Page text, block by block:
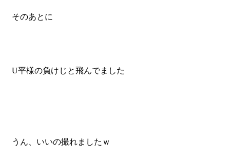
そのあとに
U平様の負けじと飛んでました
うん、いいの撮れましたｗ